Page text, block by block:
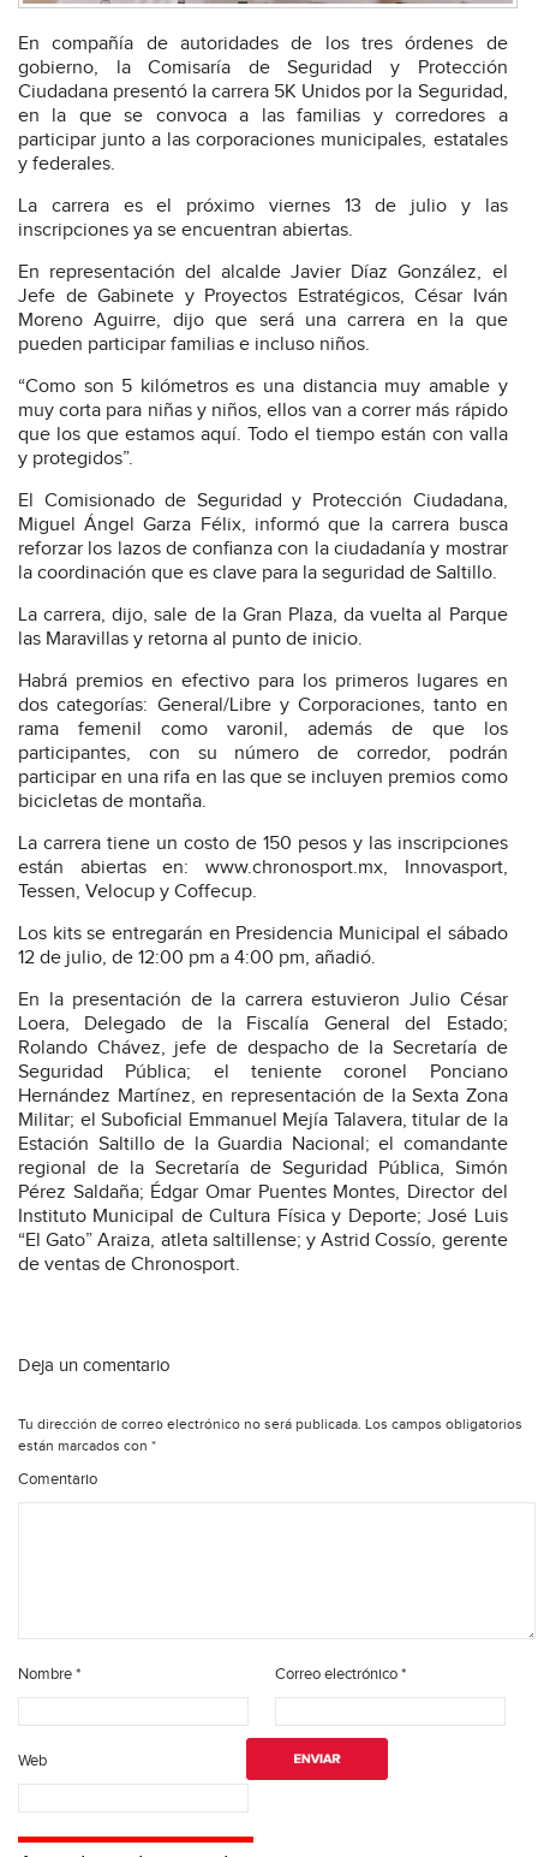
En compañía de autoridades de los tres órdenes de
gobierno, la Comisaría de Seguridad y Protección
Ciudadana presentó la carrera 5K Unidos por la Seguridad,
en la que se convoca a las familias y corredores a
participar junto a las corporaciones municipales, estatales
y federales.
La carrera es el próximo viernes 13 de julio y las
inscripciones ya se encuentran abiertas.
En representación del alcalde Javier Díaz González, el
Jefe de Gabinete y Proyectos Estratégicos, César Iván
Moreno Aguirre, dijo que será una carrera en la que
pueden participar familias e incluso niños.
“Como son 5 kilómetros es una distancia muy amable y
muy corta para niñas y niños, ellos van a correr más rápido
que los que estamos aquí. Todo el tiempo están con valla
y protegidos”.
El Comisionado de Seguridad y Protección Ciudadana,
Miguel Ángel Garza Félix, informó que la carrera busca
reforzar los lazos de confianza con la ciudadanía y mostrar
la coordinación que es clave para la seguridad de Saltillo.
La carrera, dijo, sale de la Gran Plaza, da vuelta al Parque
las Maravillas y retorna al punto de inicio.
Habrá premios en efectivo para los primeros lugares en
dos categorías: General/Libre y Corporaciones, tanto en
rama femenil como varonil, además de que los
participantes, con su número de corredor, podrán
participar en una rifa en las que se incluyen premios como
bicicletas de montaña.
La carrera tiene un costo de 150 pesos y las inscripciones
están abiertas en: www.chronosport.mx, Innovasport,
Tessen, Velocup y Coffecup.
Los kits se entregarán en Presidencia Municipal el sábado
12 de julio, de 12:00 pm a 4:00 pm, añadió.
En la presentación de la carrera estuvieron Julio César
Loera, Delegado de la Fiscalía General del Estado;
Rolando Chávez, jefe de despacho de la Secretaría de
Seguridad Pública; el teniente coronel Ponciano
Hernández Martínez, en representación de la Sexta Zona
Militar; el Suboficial Emmanuel Mejía Talavera, titular de la
Estación Saltillo de la Guardia Nacional; el comandante
regional de la Secretaría de Seguridad Pública, Simón
Pérez Saldaña; Édgar Omar Puentes Montes, Director del
Instituto Municipal de Cultura Física y Deporte; José Luis
“El Gato” Araiza, atleta saltillense; y Astrid Cossío, gerente
de ventas de Chronosport.
Deja un comentario
Tu dirección de correo electrónico no será publicada. Los campos obligatorios
están marcados con *
Comentario
Nombre* Correo electrónico*
Web